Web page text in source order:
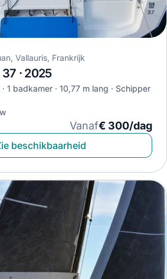
Vallauris, Frankrijk
· 2025
1 badkamer 10,77 m lang
Schipper
Vanaf€ 300/dag
beschikbaarheid